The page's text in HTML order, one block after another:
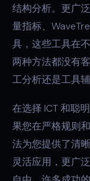
结构分析。更广
量指标、
具，这些工具在
两种方法都没有
工分析还是工具辅
在选择 ICT 和聪
果您在严格规则
法为您提供了清
灵活应用，更广